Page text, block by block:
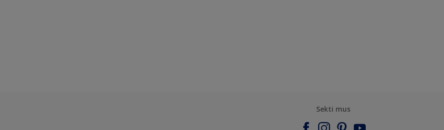
Sekti mus